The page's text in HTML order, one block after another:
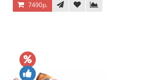
7490р.